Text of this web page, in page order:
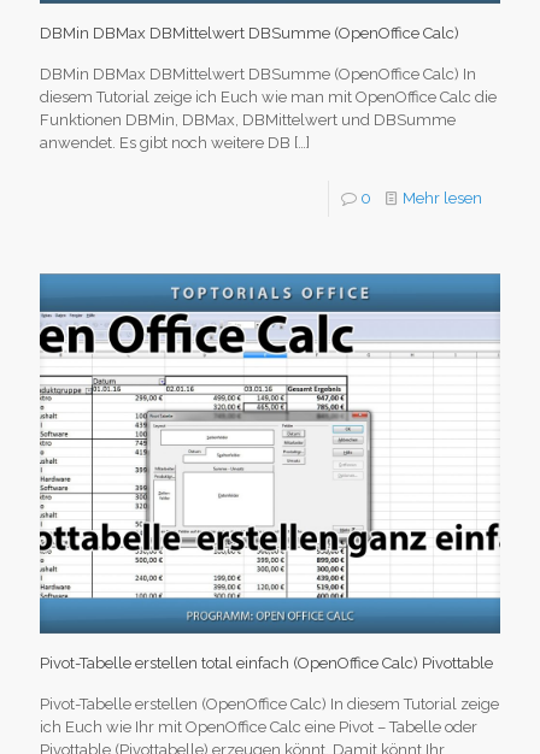
DBMin DBMax DBMittelwert DBSumme (OpenOffice Calc)
DBMin DBMax DBMittelwert DBSumme (OpenOffice Calc) In
diesem Tutorial zeige ich Euch wie man mit OpenOffice Calc die
Funktionen DBMin, DBMax, DBMittelwert und DBSumme
anwendet. Es gibt noch weitere DB […]
0 Mehr lesen
Pivot-Tabelle erstellen total einfach (OpenOffice Calc) Pivottable
Pivot-Tabelle erstellen (OpenOffice Calc) In diesem Tutorial zeige
ich Euch wie Ihr mit OpenOffice Calc eine Pivot – Tabelle oder
Pivottable (Pivottabelle) erzeugen könnt. Damit könnt Ihr